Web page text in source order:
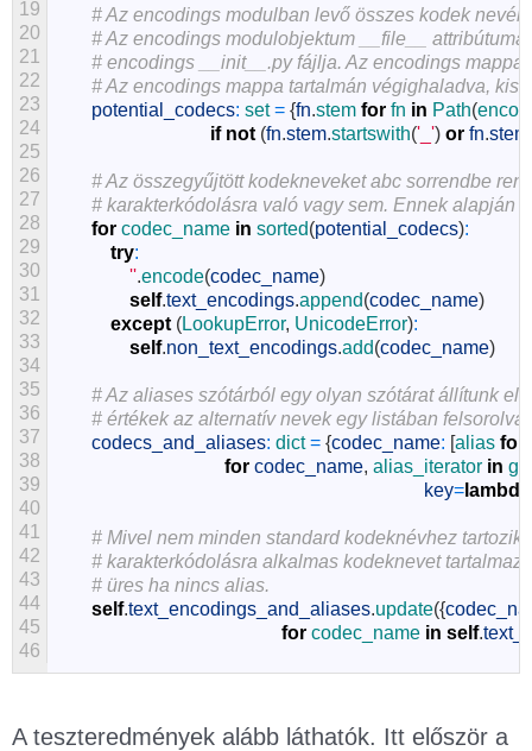
19
20
21
22
23
24
25
26
27
28
29
30
31
32
33
34
35
36
37
38
39
40
41
42
43
44
45
46
# Az encodings modulban levő összes kodek
# Az encodings modulobjektum __file__
# encodings __init__.py fájlja. Az encodings
# Az encodings mappa tartalmán végighaladva,
potential_codecs: set = {fn.stem for fn in Path(
if not (fn.stem.startswith('_') or fn.stem
# Az összegyűjtött kodekneveket abc sorrendbe
# karakterkódolásra való vagy sem. Ennek alapján
for codec_name in sorted(potential_codecs):
try:
''.encode(codec_name)
self.text_encodings.append(codec_name)
except (LookupError, UnicodeError):
self.non_text_encodings.add(codec_name)
# Az aliases szótárból egy olyan szótárat állítunk
# értékek az alternatív nevek egy listában felsorolva.
codecs_and_aliases: dict = {codec_name: [alias for
for codec_name, alias_iterator in
key= lambda
# Mivel nem minden standard kodeknévhez
# karakterkódolásra alkalmas kodeknevet
# üres ha nincs alias.
self.text_encodings_and_aliases.update({
for codec_name in self.
A teszteredmények alább láthatók. Itt először a